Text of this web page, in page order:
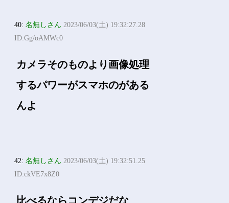
40:名無しさん 2023/06/03(土) 19:32:27.28
ID:Gg/oAMWc0
カメラそのものより画像処理
するパワーがスマホのがある
んよ
42:名無しさん 2023/06/03(土) 19:32:51.25
ID:ckVE7x8Z0
比べるならコンデジだな